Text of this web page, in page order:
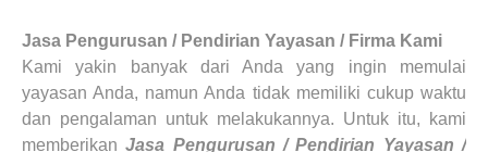
Jasa Pengurusan / Pendirian Yayasan / Firma Kami
Kami yakin banyak dari Anda yang ingin memulai
yayasan Anda, namun Anda tidak memiliki cukup waktu
dan pengalaman untuk melakukannya. Untuk itu, kami
memberikanJasa Pengurusan / Pendirian Yayasan /